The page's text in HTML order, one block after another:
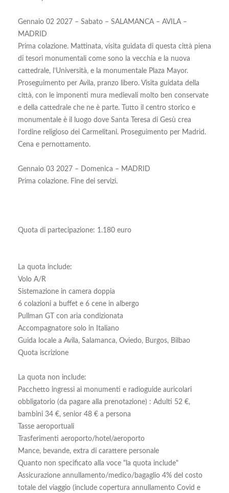
Gennaio 02 2027 – Sabato – SALAMANCA – AVILA –
MADRID
Prima colazione. Mattinata, visita guidata di questa città piena
di tesori monumentali come sono la vecchia e la nuova
cattedrale, l’Università, e la monumentale Plaza Mayor.
Proseguimento per Avila, pranzo libero. Visita guidata della
città, con le imponenti mura medievali molto ben conservate
e della cattedrale che ne è parte. Tutto il centro storico e
monumentale è il luogo dove Santa Teresa di Gesù crea
l’ordine religioso dei Carmelitani. Proseguimento per Madrid.
Cena e pernottamento.
Gennaio 03 2027 – Domenica – MADRID
Prima colazione. Fine dei servizi.
Quota di partecipazione: 1.180 euro
La quota include:
Volo A/R
Sistemazione in camera doppia
6 colazioni a buffet e 6 cene in albergo
Pullman GT con aria condizionata
Accompagnatore solo in Italiano
Guida locale a Avila, Salamanca, Oviedo, Burgos, Bilbao
Quota iscrizione
La quota non include:
Pacchetto ingressi ai monumenti e radioguide auricolari
obbligatorio (da pagare alla prenotazione) : Adulti 52 €,
bambini 34 €, senior 48 € a persona
Tasse aeroportuali
Trasferimenti aeroporto/hotel/aeroporto
Mance, bevande, extra di carattere personale
Quanto non specificato alla voce "la quota include"
Assicurazione annullamento/medico/bagaglio 4% del costo
totale del viaggio (include copertura annullamento Covid e